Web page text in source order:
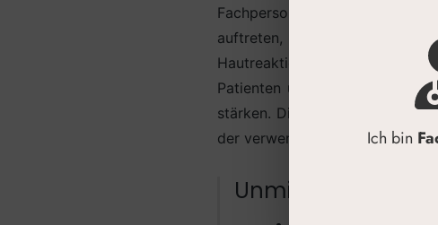
Fachpersonal durchgeführt
auftreten, als normal und
Hautreaktion auf die
Patienten über diese
stärken. Die Intensität und
der verwendeten Technik
Unmittelbare und
Ich bin